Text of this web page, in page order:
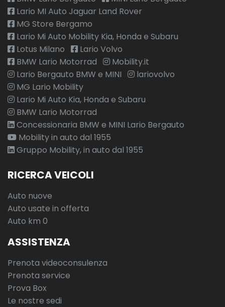
Specchietti retrovisori elettrici e riscaldabili
Strumentazione digitale con display
Telecamera per visione esterno a 360
Tetto apribile
Tetto panoramico
USB
Vetri oscurati
Volante
Lario MI Auto Jaguar Land Rover
MG Store Bergamo
Lario Mi Auto Mobility Kia, Honda e Subaru
Lotus Milano
Lario Volvo
BMW Lario Motorrad
Mobility.it
Lario Bergauto BMW e MINI
lariovolvo
MG Lario Mobility
Lario Mi Auto Kia, Honda e Subaru
BMW Lario Motorrad
Concessionaria BMW e MINI Lario Bergauto
Mobility in auto dal 1955
Gruppo Mobility, in auto dal 1955
RICERCA VEICOLI
Auto nuove
Auto usate in offerta
Auto km 0
ASSISTENZA
Prenota videoconsulenza
Prenota service
Prova Box
Le nostre sedi